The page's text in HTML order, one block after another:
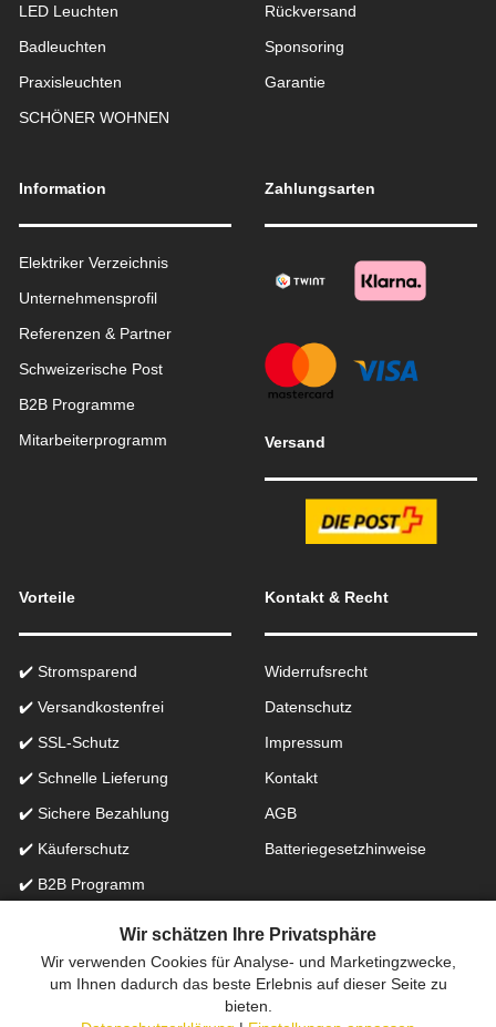
LED Leuchten
Badleuchten
Praxisleuchten
SCHÖNER WOHNEN
Rückversand
Sponsoring
Garantie
Information
Elektriker Verzeichnis
Unternehmensprofil
Referenzen & Partner
Schweizerische Post
B2B Programme
Mitarbeiterprogramm
Zahlungsarten
Versand
Vorteile
✔️ Stromsparend
✔️ Versandkostenfrei
✔️ SSL-Schutz
✔️ Schnelle Lieferung
✔️ Sichere Bezahlung
✔️ Käuferschutz
✔️ B2B Programm
Kontakt & Recht
Widerrufsrecht
Datenschutz
Impressum
Kontakt
AGB
Batteriegesetzhinweise
Onlinefachhandel in der Schweiz für Beleuchtung seit 2012 |
Erstellt mit
peleides.io
Wir schätzen Ihre Privatsphäre
Wir verwenden Cookies für Analyse- und Marketingzwecke,
um Ihnen dadurch das beste Erlebnis auf dieser Seite zu
bieten.